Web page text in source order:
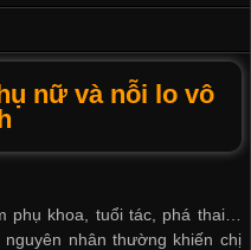
nữ và nỗi lo vô
phụ khoa, tuổi tác, phá thai…
nguyên nhân thường khiến chị